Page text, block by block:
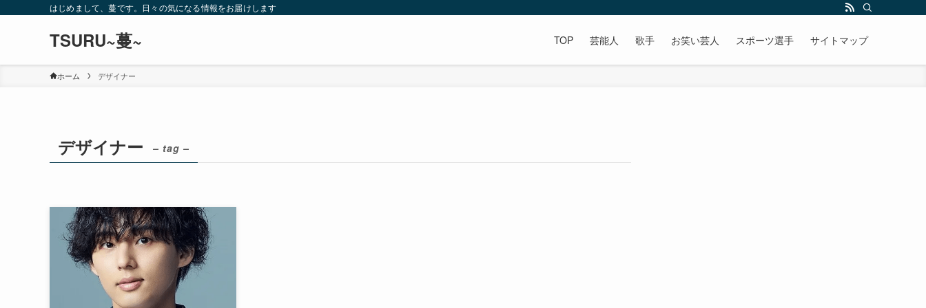
はじめまして、蔓です。日々の気になる情報をお届けします
TSURU~蔓~ TOP 芸能人 歌手 お笑い芸人 スポーツ選手 サイトマップ
ホーム デザイナー
デザイナー – tag –